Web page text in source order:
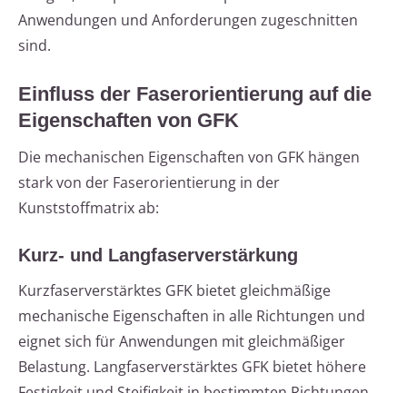
Anwendungen und Anforderungen zugeschnitten
sind.
Einfluss der Faserorientierung auf die
Eigenschaften von GFK
Die mechanischen Eigenschaften von GFK hängen
stark von der Faserorientierung in der
Kunststoffmatrix ab:
Kurz- und Langfaserverstärkung
Kurzfaserverstärktes GFK bietet gleichmäßige
mechanische Eigenschaften in alle Richtungen und
eignet sich für Anwendungen mit gleichmäßiger
Belastung. Langfaserverstärktes GFK bietet höhere